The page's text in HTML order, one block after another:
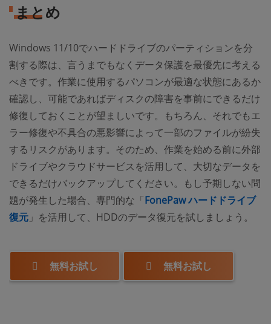
まとめ
Windows 11/10でハードドライブのパーティションを分
割する際は、言うまでもなくデータ保護を最優先に考える
べきです。作業に使用するパソコンが最適な状態にあるか
確認し、可能であればディスクの障害を事前にできるだけ
修復しておくことが望ましいです。もちろん、それでもエ
ラー修復や不具合の悪影響によって一部のファイルが紛失
するリスクがあります。そのため、作業を始める前に外部
ドライブやクラウドサービスを活用して、大切なデータを
できるだけバックアップしてください。もし予期しない問
題が発生した場合、専門的な「FonePaw ハードドライブ
復元 」を活用して、HDDのデータ復元を試しましょう。
無料お試し 無料お試し